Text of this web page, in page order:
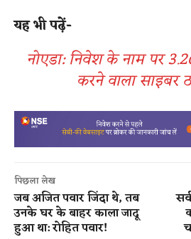
यह भी पढ़ें-
नोएडा: निवेश के नाम पर
करने वाला साइबर
पिछला लेख
जब अजित पवार जिंदा थे, तब
उनके घर के बाहर काला जादू
हुआ था: रोहित पवार!